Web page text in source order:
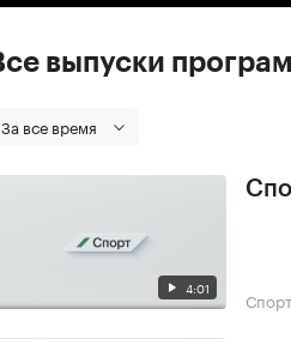
выпуски
За все время
4:01 Спорт